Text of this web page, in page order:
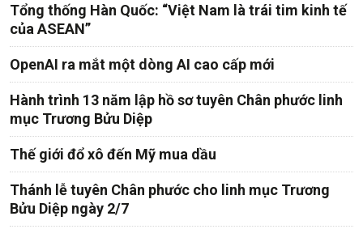
Tổng thống Hàn Quốc: “Việt Nam là trái tim kinh tế
của ASEAN”
OpenAI ra mắt một dòng AI cao cấp mới
Hành trình 13 năm lập hồ sơ tuyên Chân phước linh
mục Trương Bửu Diệp
Thế giới đổ xô đến Mỹ mua dầu
Thánh lễ tuyên Chân phước cho linh mục Trương
Bửu Diệp ngày 2/7